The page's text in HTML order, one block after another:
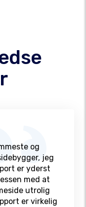
og
jeg
er yderst
med at
utrolig
er virkelig